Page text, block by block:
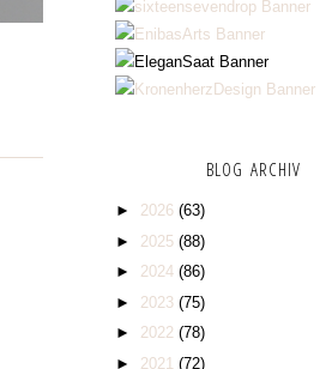
BLOG ARCHIV
► 2026 (63)
► 2025 (88)
► 2024 (86)
► 2023 (75)
► 2022 (78)
► 2021 (72)